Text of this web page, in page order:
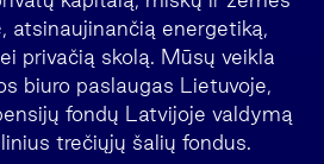
atsinaujinančią energetiką,
privačią skolą. Mūsų veikla
biuro paslaugas Lietuvoje,
fondų Latvijoje valdymą
trečiųjų šalių fondus.